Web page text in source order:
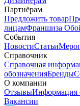
Партнёрам
Предложить товар
лицамФраншиза
События
НовостиСтатьи
Справочник
Справочная
обозначенияБренды
О компании
ОтзывыИнформация
Вакансии